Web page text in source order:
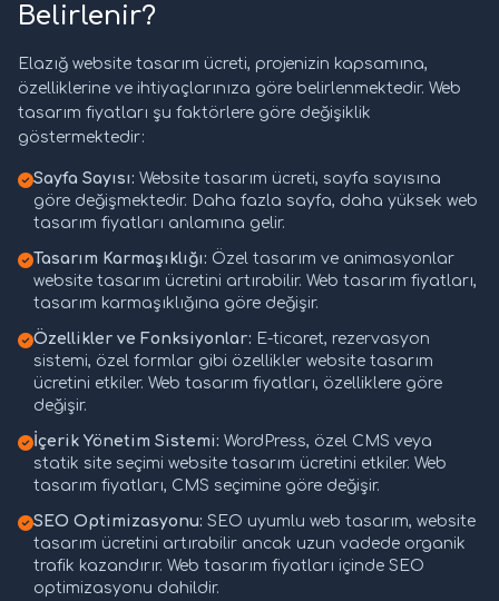
Belirlenir?
Elazığ website tasarım ücreti, projenizin kapsamına,
özelliklerine ve ihtiyaçlarınıza göre belirlenmektedir. Web
tasarım fiyatları şu faktörlere göre değişiklik
göstermektedir:
Sayfa Sayısı: Website tasarım ücreti, sayfa sayısına
göre değişmektedir. Daha fazla sayfa, daha yüksek web
tasarım fiyatları anlamına gelir.
Tasarım Karmaşıklığı: Özel tasarım ve animasyonlar
website tasarım ücretini artırabilir. Web tasarım fiyatları,
tasarım karmaşıklığına göre değişir.
Özellikler ve Fonksiyonlar: E-ticaret, rezervasyon
sistemi, özel formlar gibi özellikler website tasarım
ücretini etkiler. Web tasarım fiyatları, özelliklere göre
değişir.
İçerik Yönetim Sistemi: WordPress, özel CMS veya
statik site seçimi website tasarım ücretini etkiler. Web
tasarım fiyatları, CMS seçimine göre değişir.
SEO Optimizasyonu: SEO uyumlu web tasarım, website
tasarım ücretini artırabilir ancak uzun vadede organik
trafik kazandırır. Web tasarım fiyatları içinde SEO
optimizasyonu dahildir.